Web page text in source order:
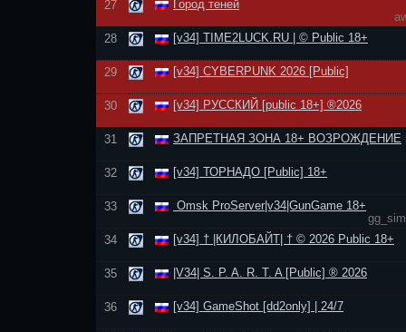
27
Город теней
28
[v34] TIME2LUCK.RU | © Public 18+
29 [v34] CYBERPUNK 2026 [Public]
30 [v34] РУССКИЙ [public 18+] ®2026
31 ЗАПРЕТНАЯ ЗОНА 18+ ВОЗРОЖДЕНИЕ
32 [v34] ТОРНАДО [Public] 18+
33
Omsk ProServer|v34|GunGame 18+
34
[v34] † |КИЛОБАЙТ| † © 2026 Public 18+
35 |V34| S. P. A. R. T. A [Public] ® 2026
36 [v34] GameShot [dd2only] | 24/7